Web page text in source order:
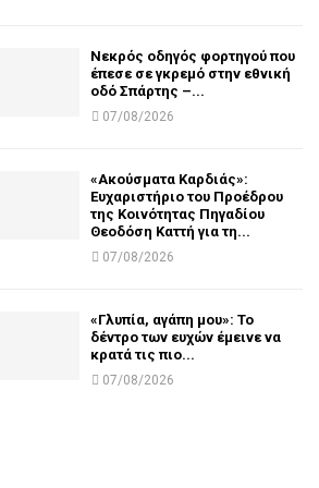
Νεκρός οδηγός φορτηγού που
έπεσε σε γκρεμό στην εθνική
οδό Σπάρτης –...
07/08/2026
«Ακούσματα Καρδιάς»:
Ευχαριστήριο του Προέδρου
της Κοινότητας Πηγαδίου
Θεοδόση Καττή για τη...
07/08/2026
«Γλυπία, αγάπη μου»: Το
δέντρο των ευχών έμεινε να
κρατά τις πιο...
07/08/2026